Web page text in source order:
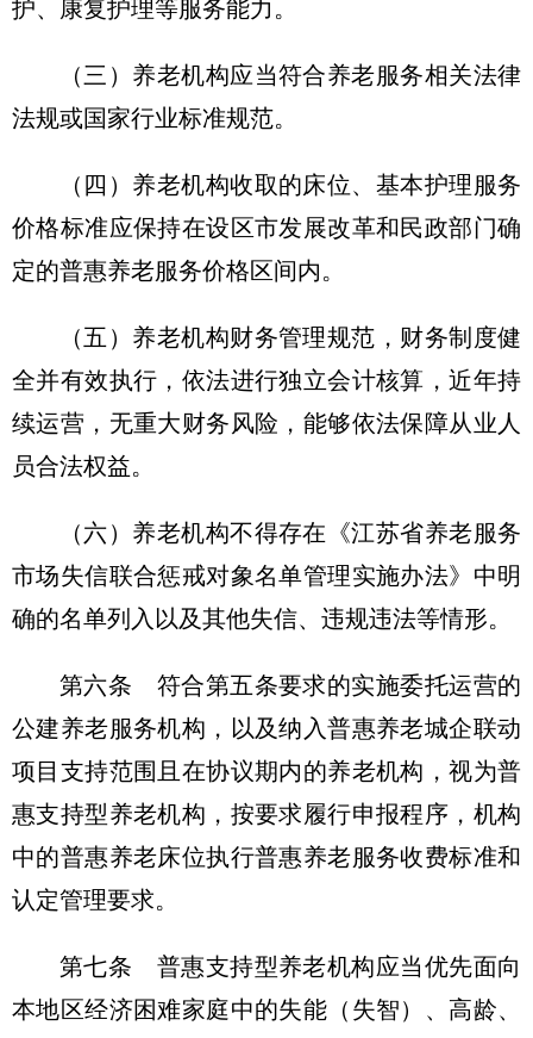
护、康复护理等服务能力。
（三）养老机构应当符合养老服务相关法律
法规或国家行业标准规范。
（四）养老机构收取的床位、基本护理服务
价格标准应保持在设区市发展改革和民政部门确
定的普惠养老服务价格区间内。
（五）养老机构财务管理规范，财务制度健
全并有效执行，依法进行独立会计核算，近年持
续运营，无重大财务风险，能够依法保障从业人
员合法权益。
（六）养老机构不得存在《江苏省养老服务
市场失信联合惩戒对象名单管理实施办法》中明
确的名单列入以及其他失信、违规违法等情形。
第六条 符合第五条要求的实施委托运营的
公建养老服务机构，以及纳入普惠养老城企联动
项目支持范围且在协议期内的养老机构，视为普
惠支持型养老机构，按要求履行申报程序，机构
中的普惠养老床位执行普惠养老服务收费标准和
认定管理要求。
第七条 普惠支持型养老机构应当优先面向
本地区经济困难家庭中的失能（失智）、高龄、